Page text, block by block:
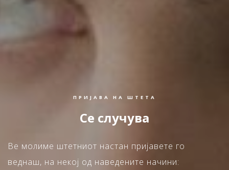
ПРИЈАВА НА ШТЕТА
Се случува
Ве молиме штетниот настан пријавете го
веднаш, на некој од наведените начини: